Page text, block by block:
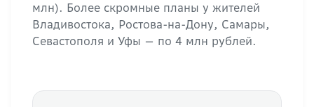
млн). Более скромные планы у жителей
Владивостока, Ростова-на-Дону, Самары,
Севастополя и Уфы — по 4 млн рублей.